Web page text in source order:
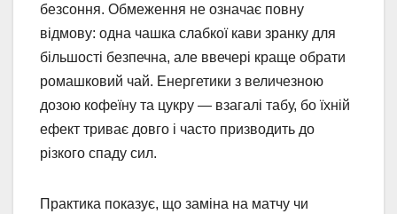
безсоння. Обмеження не означає повну
відмову: одна чашка слабкої кави зранку для
більшості безпечна, але ввечері краще обрати
ромашковий чай. Енергетики з величезною
дозою кофеїну та цукру — взагалі табу, бо їхній
ефект триває довго і часто призводить до
різкого спаду сил.
Практика показує, що заміна на матчу чи